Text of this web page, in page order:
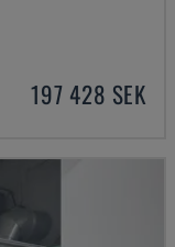
197 428 SEK